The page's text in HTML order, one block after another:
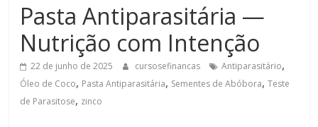
Pasta Antiparasitária —
Nutrição com Intenção
22 de junho de 2025 cursosefinancas Antiparasitário,
Óleo de Coco, Pasta Antiparasitária, Sementes de Abóbora,Teste
de Parasitose, zinco